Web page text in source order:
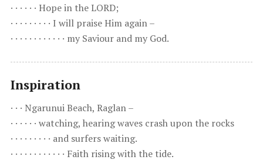
· · · · · · Hope in the LORD;
· · · · · · · · · I will praise Him again –
· · · · · · · · · · · · my Saviour and my God.
Inspiration
· · · Ngarunui Beach, Raglan –
· · · · · · watching, hearing waves crash upon the rocks
· · · · · · · · · and surfers waiting.
· · · · · · · · · · · · Faith rising with the tide.